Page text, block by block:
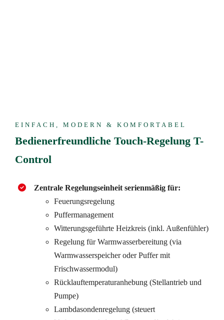
EINFACH, MODERN & KOMFORTABEL
Bedienerfreundliche Touch-Regelung T-
Control
Zentrale Regelungseinheit serienmäßig für:
Feuerungsregelung
Puffermanagement
Witterungsgeführte Heizkreis (inkl. Außenfühler)
Regelung für Warmwasserbereitung (via
Warmwasserspeicher oder Puffer mit
Frischwassermodul)
Rücklauftemperaturanhebung (Stellantrieb und
Pumpe)
Lambdasondenregelung (steuert